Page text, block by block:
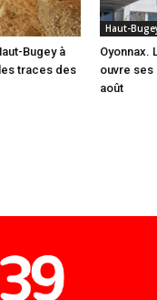
Bugey à
traces des
Haut-
Oyonnax.
ouvre ses
août